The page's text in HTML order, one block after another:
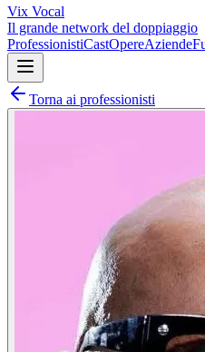
Vix Vocal
Il grande network del doppiaggio
ProfessionistiCastOpereAziende
Torna ai professionisti